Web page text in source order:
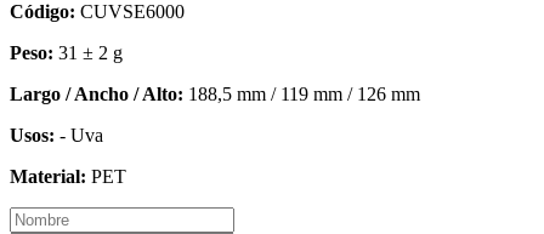
Código: CUVSE6000
Peso: 31 ± 2 g
Largo / Ancho / Alto: 188,5 mm / 119 mm / 126 mm
Usos: - Uva
Material: PET